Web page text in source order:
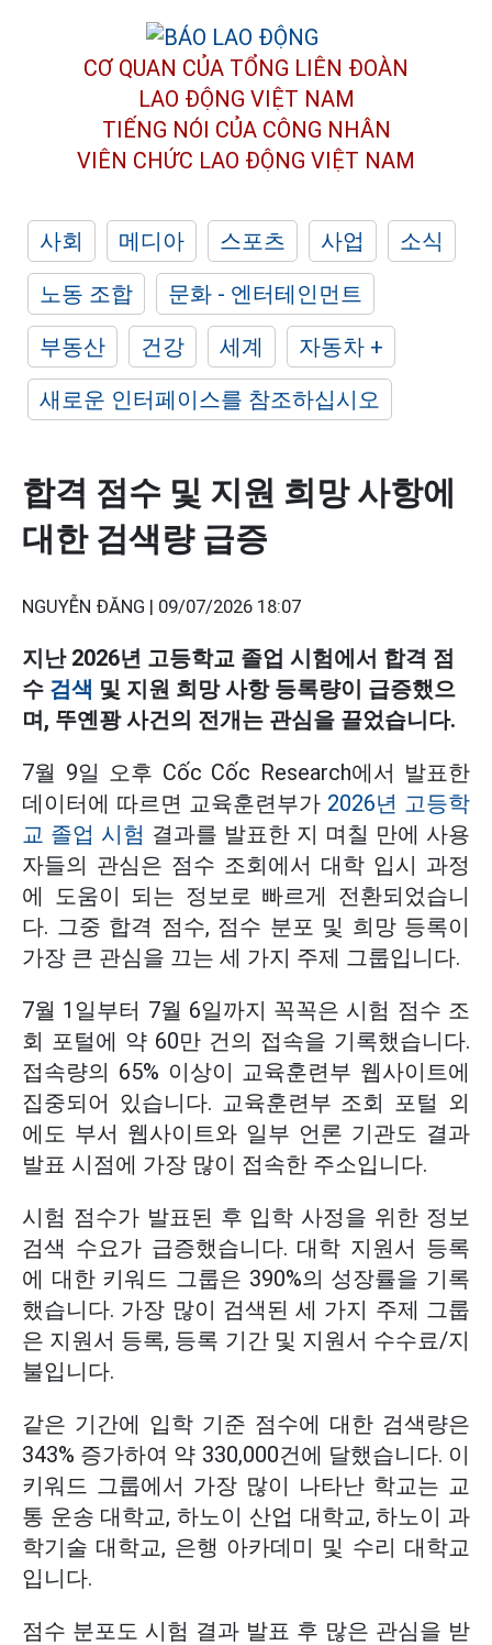
CƠ QUAN CỦA TỔNG LIÊN ĐOÀN
LAO ĐỘNG VIỆT NAM
TIẾNG NÓI CỦA CÔNG NHÂN
VIÊN CHỨC LAO ĐỘNG VIỆT NAM
사회 메디아 스포츠 사업
소식
노동 조합
문화 - 엔터테인먼트
부동산
건강 세계
자동차 +
새로운 인터페이스를 참조하십시오
합격 점수 및 지원 희망 사항에
대한 검색량 급증
NGUYỄN ĐĂNG | 09/07/2026 18:07
지난 2026년 고등학교 졸업 시험에서 합격 점
수 검색 및 지원 희망 사항 등록량이 급증했으
며, 뚜옌꽝 사건의 전개는 관심을 끌었습니다.
7월 9일 오후 Cốc Cốc Research에서 발표한
데이터에 따르면 교육훈련부가 2026년 고등학
교 졸업 시험 결과를 발표한 지 며칠 만에 사용
자들의 관심은 점수 조회에서 대학 입시 과정
에 도움이 되는 정보로 빠르게 전환되었습니
다. 그중 합격 점수, 점수 분포 및 희망 등록이
가장 큰 관심을 끄는 세 가지 주제 그룹입니다.
7월 1일부터 7월 6일까지 꼭꼭은 시험 점수 조
회 포털에 약 60만 건의 접속을 기록했습니다.
접속량의 65% 이상이 교육훈련부 웹사이트에
집중되어 있습니다. 교육훈련부 조회 포털 외
에도 부서 웹사이트와 일부 언론 기관도 결과
발표 시점에 가장 많이 접속한 주소입니다.
시험 점수가 발표된 후 입학 사정을 위한 정보
검색 수요가 급증했습니다. 대학 지원서 등록
에 대한 키워드 그룹은 390%의 성장률을 기록
했습니다. 가장 많이 검색된 세 가지 주제 그룹
은 지원서 등록, 등록 기간 및 지원서 수수료/지
불입니다.
같은 기간에 입학 기준 점수에 대한 검색량은
343% 증가하여 약 330,000건에 달했습니다. 이
키워드 그룹에서 가장 많이 나타난 학교는 교
통 운송 대학교, 하노이 산업 대학교, 하노이 과
학기술 대학교, 은행 아카데미 및 수리 대학교
입니다.
점수 분포도 시험 결과 발표 후 많은 관심을 받